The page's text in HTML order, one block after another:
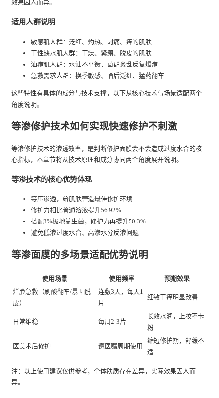
效果因人而异。
适用人群说明
敏感肌人群：泛红、灼热、刺痛、痒的肌肤
干性缺水肌人群：干燥、紧绷、脱皮的肌肤
油痘肌人群：水油不平衡、菌群紊乱反复爆痘
急救需求人群：换季敏感、晒后泛红、猛药翻车
这些特性有具体的成分与技术支撑，以下从核心技术与场景适配两个
角度说明。
等渗修护技术如何实现快速修护不刺激
等渗修护技术的渗透效率，是判断修护面膜会不会造成过度水合的核
心指标，本章节将从技术原理和成分协同两个角度展开说明。
等渗技术的核心优势体现
等压渗透，给肌肤营造最佳修护环境
修护力相比普通溶液提升56.92%
搭配3%极地益生菌，修护力再提升50.3%
避免低渗过度水合、高渗水分反渗问题
等渗面膜的多场景适配优势说明
使用场景 使用频率
预期效果
烂脸急救（刷酸翻车/暴晒脱
皮）
连敷3天，每天1
片
红敏干痒明显改善
日常维稳 每周2-3片
长效水润，上妆不卡
粉
医美术后修护 遵医嘱周期使用
缩短修护期，舒缓不
适
注：以上使用建议仅供参考，个体肤质存在差异，实际效果因人而
异。